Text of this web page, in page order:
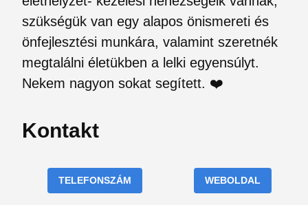
szükségük van egy alapos önismereti és
önfejlesztési munkára, valamint szeretnék
megtalálni életükben a lelki egyensúlyt.
Nekem nagyon sokat segített. ❤️
Kontakt
TELEFONSZÁM WEBOLDAL